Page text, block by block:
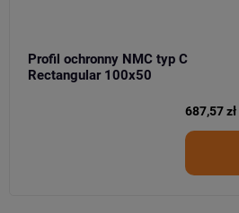
Profil ochronny NMC typ C
Rectangular 100x50
687,57 zł